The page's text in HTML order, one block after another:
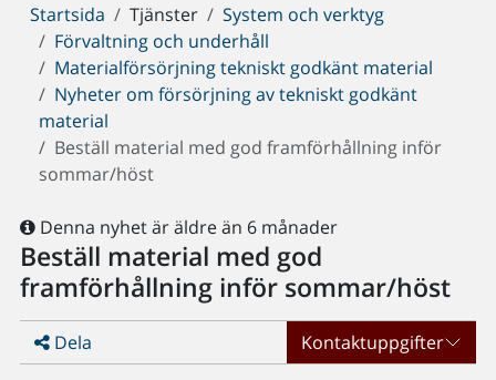
Du
är
här:
Startsida Tjänster
System och verktyg
Förvaltning och underhåll
Materialförsörjning tekniskt godkänt material
Nyheter om försörjning av tekniskt godkänt
material
Beställ material med god framförhållning inför
sommar/höst
Denna nyhet är äldre än 6 månader
Beställ material med god
framförhållning inför sommar/höst
Dela Kontaktuppgifter